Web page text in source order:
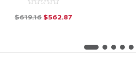
$619.16El
era:
$562.87
es: